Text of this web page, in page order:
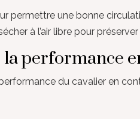
permettre une bonne
à l’air libre pour
performance
du cavalier en